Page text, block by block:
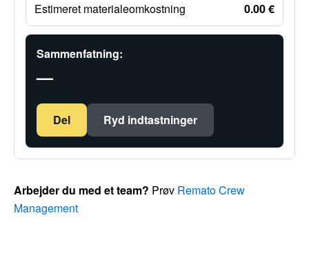
Estimeret materialeomkostning
0.00 €
Sammenfatning:
—
Del Ryd indtastninger
Arbejder du med et team? Prøv Remato Crew
Management